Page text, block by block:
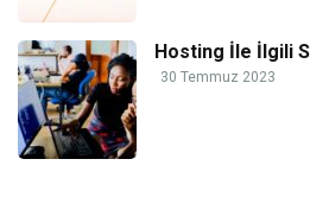
Hosting İle İlgili
30 Temmuz 2023